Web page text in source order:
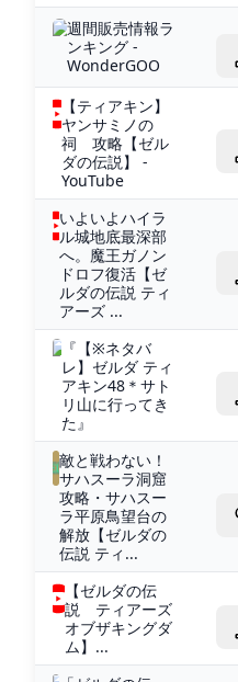
週間販売情報ラ
ンキング -
WonderGOO
【ティアキン】
ヤンサミノの
祠 攻略【ゼル
ダの伝説】 -
YouTube
いよいよハイラ
ル城地底最深部
へ。魔王ガノン
ドロフ復活【ゼ
ルダの伝説 ティ
アーズ ...
『【※ネタバ
レ】ゼルダ ティ
アキン48＊サト
リ山に行ってき
た』
敵と戦わない！
サハスーラ洞窟
攻略・サハスー
ラ平原鳥望台の
解放【ゼルダの
伝説 ティ...
【ゼルダの伝
説 ティアーズ
オブザキングダ
ム】...